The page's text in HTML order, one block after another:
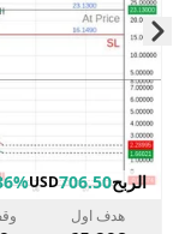
الربح706.50
USD
هدف اول
to next slide page